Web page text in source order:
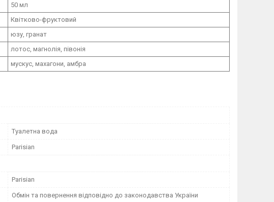
50 мл
Квітково-фруктовий
юзу, гранат
лотос, магнолія, півонія
мускус, махагони, амбра
Туалетна вода
Parisian
Parisian
Обмін та повернення відповідно до законодавства України